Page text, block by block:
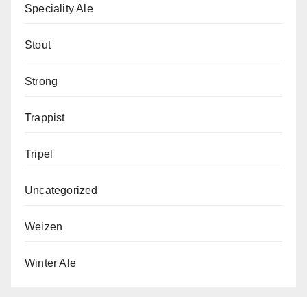
Speciality Ale
Stout
Strong
Trappist
Tripel
Uncategorized
Weizen
Winter Ale